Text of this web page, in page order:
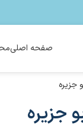
صفحه اصلی
جزیره
جزیره